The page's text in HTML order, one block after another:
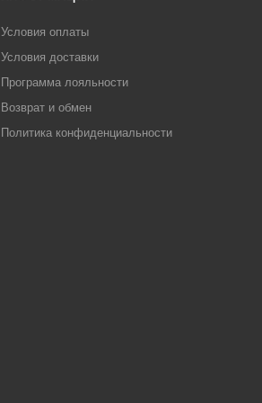
Условия оплаты
Условия доставки
Программа лояльности
Возврат и обмен
Политика конфиденциальности